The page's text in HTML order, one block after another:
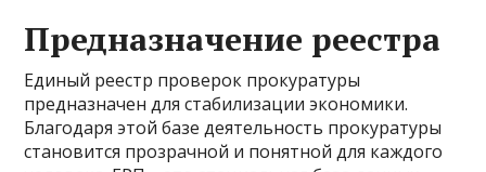
Предназначение реестра
Единый реестр проверок прокуратуры
предназначен для стабилизации экономики.
Благодаря этой базе деятельность прокуратуры
становится прозрачной и понятной для каждого